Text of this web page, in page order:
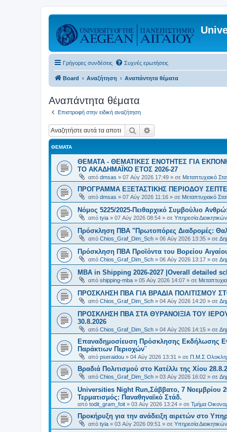
Γρήγορες συνδέσεις Συχνές ερωτήσεις
Board Αναζήτηση Αναπάντητα θέματα
Αναπάντητα θέματα
Επιστροφή στην ειδική αναζήτηση
Αναζήτηση
ΘΈΜΑΤΑ
ΘΕΜΑΤΑ - ΘΕΜΑΤΙΚΕΣ ΕΝΟΤΗΤΕΣ ΓΙΑ
ΤΟ ΑΚΑΔΗΜΑΪΚΟ ΕΤΟΣ 2026-27
από dmsas » 07 Αύγ 2026 17:49 » σε Μεταπτυχιακό
ΠΡΟΓΡΑΜΜΑ ΕΞΕΤΑΣΤΙΚΗΣ ΠΕΡΙΟΔΟΥ
από dmsas » 07 Αύγ 2026 11:16 » σε Μεταπτυχιακό
Νόμος 5225/2025-Πειθαρχικό Συμβούλιο
από tyia » 07 Αύγ 2026 08:54 » σε Υπηρεσία
Πρόσκληση ΠΒΑ "Πρωτοπόρες Διαδρομές:
από Chios_Graf_Dim_Sch » 06 Αύγ 2026 13:35 » σε
Πρόσκληση ΠΒΑ Προϊόντα του Βορείου
από Chios_Graf_Dim_Sch » 06 Αύγ 2026 13:17 » σε
MBA in Shipping 2026-2027 |Overall detailed
από shipping-mba » 05 Αύγ 2026 14:07 » σε
ΠΡΟΣΚΛΗΣΗ ΠΒΑ ΓΙΑ ΒΡΑΔΙΑ ΠΟΛΙΤΙΣΜΟΥ
από Chios_Graf_Dim_Sch » 04 Αύγ 2026 14:20 » σε
ΠΡΟΣΚΛΗΣΗ ΠΒΑ ΣΤΑ ΘΥΡΑΝΟΙΞΙΑ ΤΟΥ
30.8.2026
από Chios_Graf_Dim_Sch » 04 Αύγ 2026 14:15 » σε
Επαναδημοσίευση Πρόσκλησης Εκδήλωσης
Παράκτιων Περιοχών¨
από pseraidou » 04 Αύγ 2026 13:31 » σε Π.Μ.Σ
Βραδιά Πολιτισμού στο Κατέλλι της Χίου
από Chios_Graf_Dim_Sch » 03 Αύγ 2026 16:02 » σε
Universities Night Run,Σάββατο, 7 Νοεμβρίου
Τερματισμός: Παναθηναϊκό Στάδ.
από todit_gram_foit » 03 Αύγ 2026 13:24 » σε Τμήμα
Προκήρυξη για την ανάδειξη αιρετών στο
από tyia » 03 Αύγ 2026 09:51 » σε Υπηρεσία